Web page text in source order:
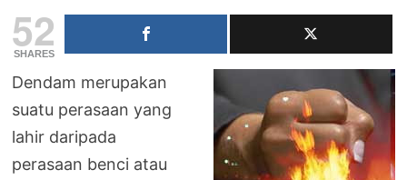
52
SHARES
Dendam merupakan
suatu perasaan yang
lahir daripada
perasaan benci atau